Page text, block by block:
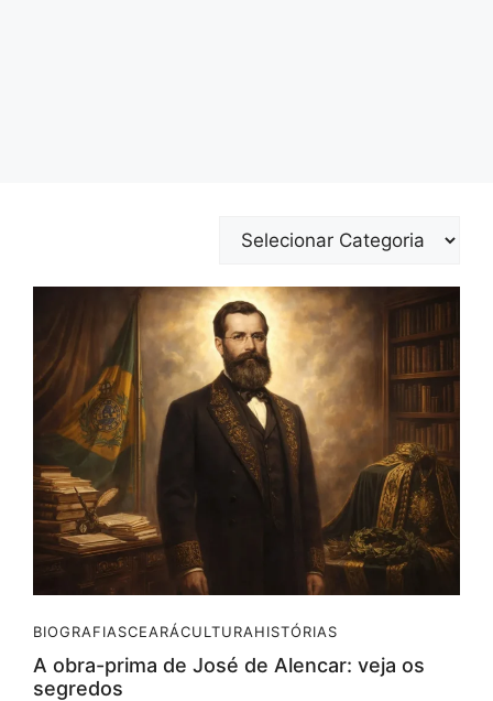
Categorias
BIOGRAFIASCEARÁCULTURAHISTÓRIAS
A obra-prima de José de Alencar: veja os
segredos